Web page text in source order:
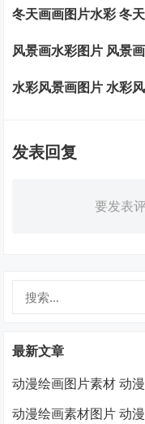
冬天画画图片水彩 冬
风景画水彩图片 风景
水彩风景画图片 水彩
发表回复
要发表
最新文章
动漫绘画图片素材 动
动漫绘画素材图片 动